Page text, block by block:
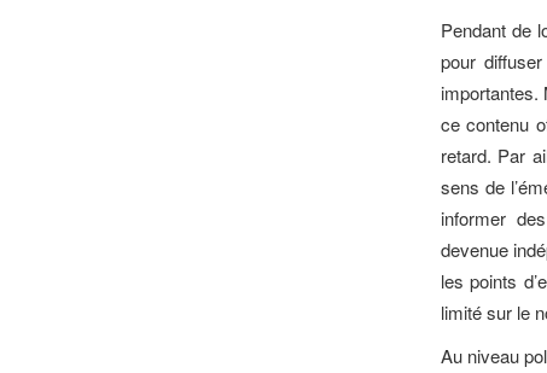
Pendant de
pour
importantes.
ce contenu
retard. Par
sens de
informer
devenue
les points
limité sur le
Au niveau